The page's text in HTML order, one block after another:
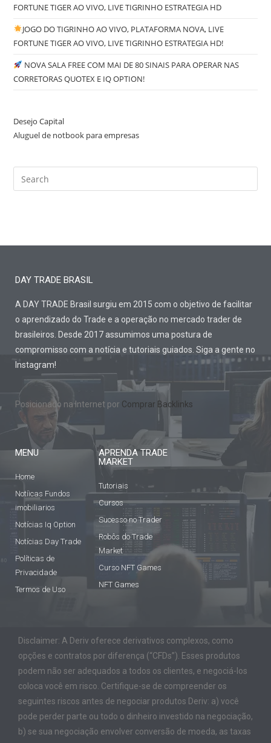
FORTUNE TIGER AO VIVO, LIVE TIGRINHO ESTRATEGIA HD
JOGO DO TIGRINHO AO VIVO, PLATAFORMA NOVA, LIVE
FORTUNE TIGER AO VIVO, LIVE TIGRINHO ESTRATEGIA HD!
NOVA SALA FREE COM MAI DE 80 SINAIS PARA OPERAR NAS
CORRETORAS QUOTEX E IQ OPTION!
Desejo Capital
Aluguel de notbook para empresas
DAY TRADE BRASIL
A DAY TRADE Brasil surgiu em 2015 com o objetivo de facilitar
o aprendizado do Trade e a operação no mercado trader de
brasileiros. Desde 2017 assumimos uma postura de
compromisso com a notícia e tutoriais guiados. Siga a gente no
Instagram!
Posicionado na Internet por Comprar Backlinks
MENU
Home
Notíicas Fundos
imobiliarios
Notícias Iq Option
Notícias Day Trade
Políticas de
Privacidade
Termos de Uso
APRENDA TRADE
MARKET
Tutoriais
Cursos
Sucesso no Trader
Robôs do Trade
Market
Curso NFT Games
NFT Games
Disclaimer: A Deriv oferece derivativos complexos, como
opções e contratos por diferença (“CFDs”). Esses produtos
podem não ser adequados a todos os clientes, e negociá-los
coloca você em risco. Certifique-se de compreender os
seguintes riscos antes de negociar produtos Deriv: a) você
pode perder parte ou todo o dinheiro investido na negociação,
b) se sua negociação envolver conversão de moeda, as taxas